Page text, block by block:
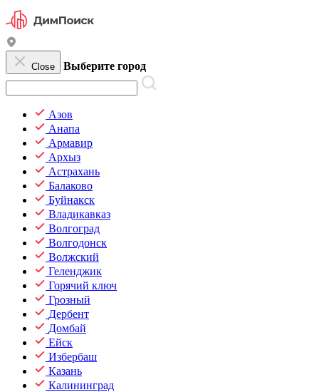
Close Выберите город
Азов
Анапа
Армавир
Архыз
Астрахань
Балаково
Буйнакск
Владикавказ
Волгоград
Волгодонск
Волжский
Геленджик
Горячий ключ
Грозный
Дербент
Домбай
Ейск
Избербаш
Казань
Калининград